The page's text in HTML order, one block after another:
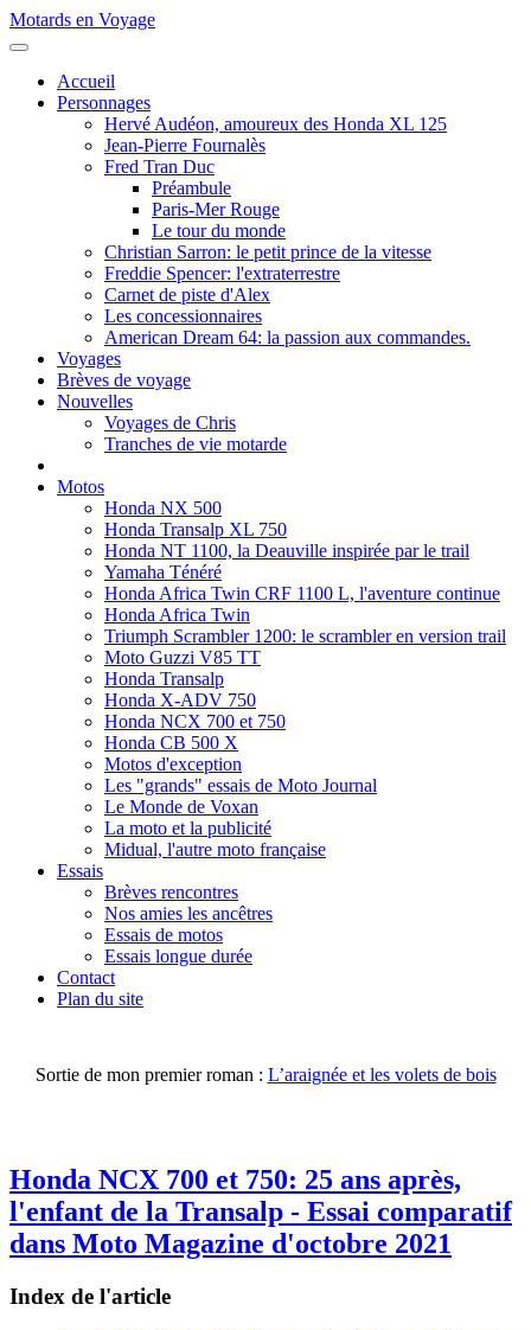
Motards en Voyage
Accueil
Personnages
Hervé Audéon, amoureux des Honda XL 125
Jean-Pierre Fournalès
Fred Tran Duc
Préambule
Paris-Mer Rouge
Le tour du monde
Christian Sarron: le petit prince de la vitesse
Freddie Spencer: l'extraterrestre
Carnet de piste d'Alex
Les concessionnaires
American Dream 64: la passion aux commandes.
Voyages
Brèves de voyage
Nouvelles
Voyages de Chris
Tranches de vie motarde
Motos
Honda NX 500
Honda Transalp XL 750
Honda NT 1100, la Deauville inspirée par le trail
Yamaha Ténéré
Honda Africa Twin CRF 1100 L, l'aventure continue
Honda Africa Twin
Triumph Scrambler 1200: le scrambler en version trail
Moto Guzzi V85 TT
Honda Transalp
Honda X-ADV 750
Honda NCX 700 et 750
Honda CB 500 X
Motos d'exception
Les "grands" essais de Moto Journal
Le Monde de Voxan
La moto et la publicité
Midual, l'autre moto française
Essais
Brèves rencontres
Nos amies les ancêtres
Essais de motos
Essais longue durée
Contact
Plan du site
Sortie de mon premier roman : L’araignée et les volets de bois
Honda NCX 700 et 750: 25 ans après,
l'enfant de la Transalp - Essai comparatif
dans Moto Magazine d'octobre 2021
Index de l'article